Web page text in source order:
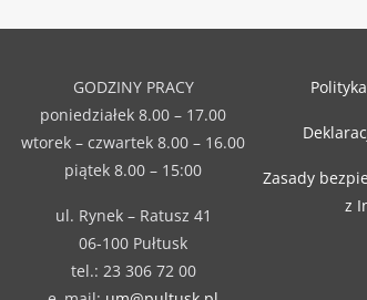
GODZINY PRACY
poniedziałek 8.00 – 17.00
wtorek – czwartek 8.00 – 16.00
piątek 8.00 – 15:00
ul. Rynek – Ratusz 41
06-100 Pułtusk
tel.: 23 306 72 00
Zasady
z